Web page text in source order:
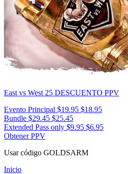
East vs West 25 DESCUENTO PPV
Evento Principal $19.95 $18.95
Bundle $29.45 $25.45
Extended Pass only $9.95 $6.95
Obtener PPV
Usar código GOLDSARM
Inicio